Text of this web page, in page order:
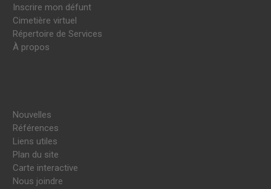
Inscrire mon défunt
Cimetière virtuel
Répertoire de Services
À propos
Nouvelles
Références
Liens utiles
Plan du site
Carte interactive
Nous joindre